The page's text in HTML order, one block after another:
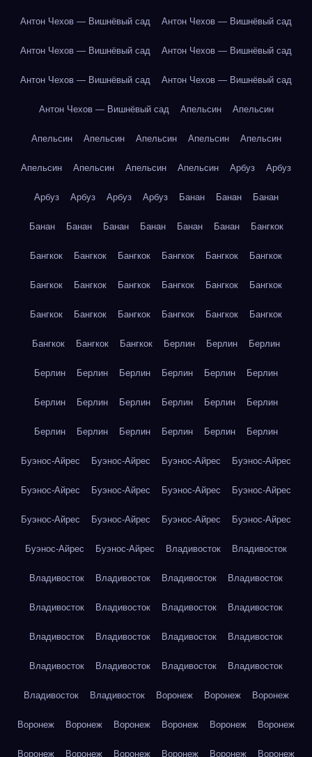
Антон Чехов — Вишнёвый сад Антон Чехов — Вишнёвый сад
Антон Чехов — Вишнёвый сад Антон Чехов — Вишнёвый сад
Антон Чехов — Вишнёвый сад Антон Чехов — Вишнёвый сад
Антон Чехов — Вишнёвый сад Апельсин Апельсин
Апельсин Апельсин Апельсин Апельсин Апельсин
Апельсин Апельсин Апельсин Апельсин Арбуз Арбуз
Арбуз Арбуз Арбуз Арбуз Банан Банан Банан
Банан Банан Банан Банан Банан Банан Бангкок
Бангкок Бангкок Бангкок Бангкок Бангкок Бангкок
Бангкок Бангкок Бангкок Бангкок Бангкок Бангкок
Бангкок Бангкок Бангкок Бангкок Бангкок Бангкок
Бангкок Бангкок Бангкок Берлин Берлин Берлин
Берлин Берлин Берлин Берлин Берлин Берлин
Берлин Берлин Берлин Берлин Берлин Берлин
Берлин Берлин Берлин Берлин Берлин Берлин
Буэнос-Айрес Буэнос-Айрес Буэнос-Айрес Буэнос-Айрес
Буэнос-Айрес Буэнос-Айрес Буэнос-Айрес Буэнос-Айрес
Буэнос-Айрес Буэнос-Айрес Буэнос-Айрес Буэнос-Айрес
Буэнос-Айрес Буэнос-Айрес Владивосток Владивосток
Владивосток Владивосток Владивосток Владивосток
Владивосток Владивосток Владивосток Владивосток
Владивосток Владивосток Владивосток Владивосток
Владивосток Владивосток Владивосток Владивосток
Владивосток Владивосток Воронеж Воронеж Воронеж
Воронеж Воронеж Воронеж Воронеж Воронеж Воронеж
Воронеж Воронеж Воронеж Воронеж Воронеж Воронеж